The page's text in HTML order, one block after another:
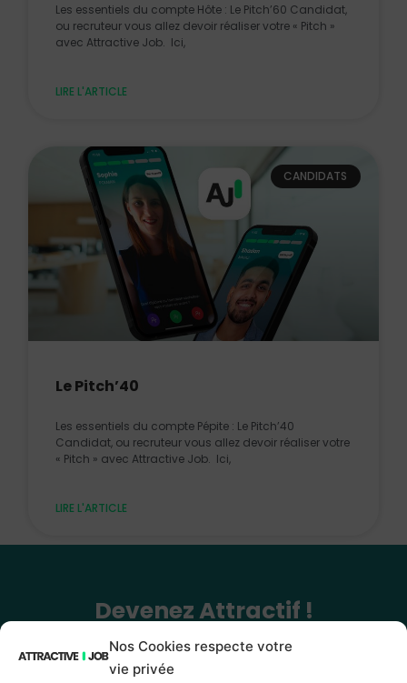
Nos Cookies respecte votre
vie privée
Les essentiels du compte Hôte : Le Pitch’60 Candidat,
ou recruteur vous allez devoir réaliser votre « Pitch »
avec Attractive Job. Ici,
LIRE L'ARTICLE
CANDIDATS
Le Pitch’40
Les essentiels du compte Pépite : Le Pitch’40
Candidat, ou recruteur vous allez devoir réaliser votre
« Pitch » avec Attractive Job. Ici,
LIRE L'ARTICLE
Devenez Attractif !
Rencontrez et travaillez avec des personnes en accord avec vos
valeurs !